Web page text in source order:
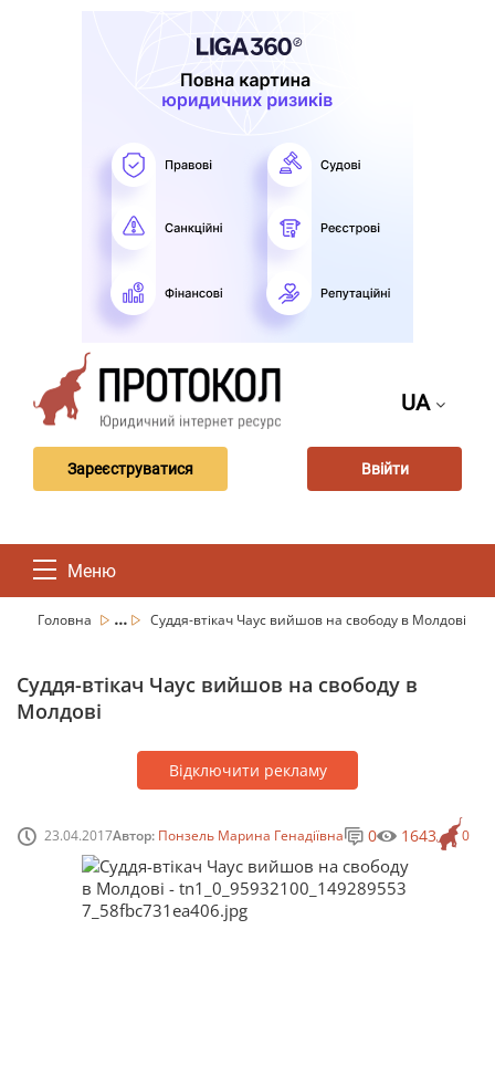
UA
Зареєструватися Ввійти
Меню
Головна ... Суддя-втікач Чаус вийшов на свободу в Молдові
Суддя-втікач Чаус вийшов на свободу в
Молдові
Відключити рекламу
23.04.2017Автор: Понзель Марина Генадіївна 0
0 1643